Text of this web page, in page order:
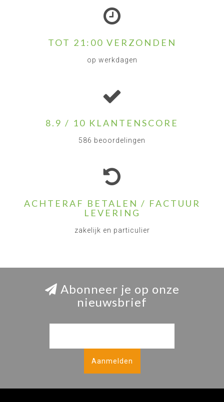
TOT 21:00 VERZONDEN
op werkdagen
8.9 / 10 KLANTENSCORE
586 beoordelingen
ACHTERAF BETALEN / FACTUUR
LEVERING
zakelijk en particulier
Abonneer je op onze
nieuwsbrief
Aanmelden